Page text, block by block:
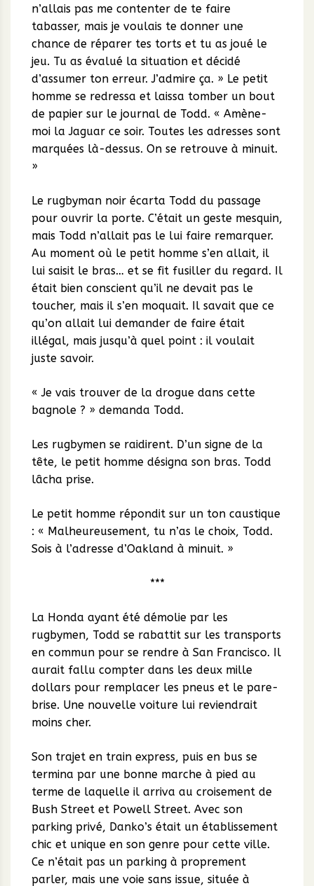
n’allais pas me contenter de te faire
tabasser, mais je voulais te donner une
chance de réparer tes torts et tu as joué le
jeu. Tu as évalué la situation et décidé
d’assumer ton erreur. J’admire ça. » Le petit
homme se redressa et laissa tomber un bout
de papier sur le journal de Todd. « Amène-
moi la Jaguar ce soir. Toutes les adresses sont
marquées là-dessus. On se retrouve à minuit.
»
Le rugbyman noir écarta Todd du passage
pour ouvrir la porte. C’était un geste mesquin,
mais Todd n’allait pas le lui faire remarquer.
Au moment où le petit homme s’en allait, il
lui saisit le bras… et se fit fusiller du regard. Il
était bien conscient qu’il ne devait pas le
toucher, mais il s’en moquait. Il savait que ce
qu’on allait lui demander de faire était
illégal, mais jusqu’à quel point : il voulait
juste savoir.
« Je vais trouver de la drogue dans cette
bagnole ? » demanda Todd.
Les rugbymen se raidirent. D’un signe de la
tête, le petit homme désigna son bras. Todd
lâcha prise.
Le petit homme répondit sur un ton caustique
: « Malheureusement, tu n’as le choix, Todd.
Sois à l’adresse d’Oakland à minuit. »
***
La Honda ayant été démolie par les
rugbymen, Todd se rabattit sur les transports
en commun pour se rendre à San Francisco. Il
aurait fallu compter dans les deux mille
dollars pour remplacer les pneus et le pare-
brise. Une nouvelle voiture lui reviendrait
moins cher.
Son trajet en train express, puis en bus se
termina par une bonne marche à pied au
terme de laquelle il arriva au croisement de
Bush Street et Powell Street. Avec son
parking privé, Danko’s était un établissement
chic et unique en son genre pour cette ville.
Ce n’était pas un parking à proprement
parler, mais une voie sans issue, située à